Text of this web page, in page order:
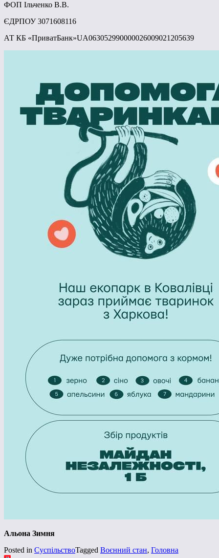
ФОП Ільченко В.В.
ЄДРПОУ 3071608116
АТ КБ «ПриватБанк»UA063052990000026009021205639
Альона Зимня
Posted in СуспільствоTagged Воєнний стан, Головна